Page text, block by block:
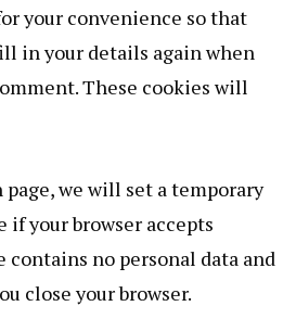
your convenience so that
in your details again when
These cookies will
we will set a temporary
your browser accepts
contains no personal data and
close your browser.